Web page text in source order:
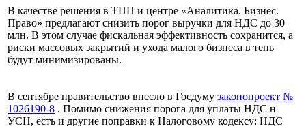
В качестве решения в ТПП и центре «Аналитика. Бизнес.
Право» предлагают снизить порог выручки для НДС до 30
млн. В этом случае фискальная эффективность сохранится, а
риски массовых закрытий и ухода малого бизнеса в тень
будут минимизированы.
В сентябре правительство внесло в Госдуму законопроект №
1026190-8 . Помимо снижения порога для уплаты НДС н
УСН, есть и другие поправки к Налоговому кодексу: НДС